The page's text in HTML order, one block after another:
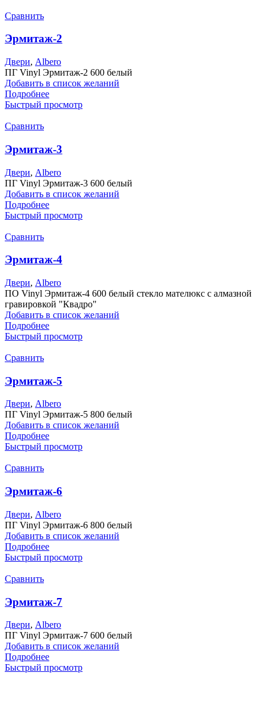
Сравнить
Эрмитаж-2
Двери, Albero
ПГ Vinyl Эрмитаж-2 600 белый
Добавить в список желаний
Подробнее
Быстрый просмотр
Сравнить
Эрмитаж-3
Двери, Albero
ПГ Vinyl Эрмитаж-3 600 белый
Добавить в список желаний
Подробнее
Быстрый просмотр
Сравнить
Эрмитаж-4
Двери, Albero
ПО Vinyl Эрмитаж-4 600 белый стекло мателюкс с алмазной
гравировкой "Квадро"
Добавить в список желаний
Подробнее
Быстрый просмотр
Сравнить
Эрмитаж-5
Двери, Albero
ПГ Vinyl Эрмитаж-5 800 белый
Добавить в список желаний
Подробнее
Быстрый просмотр
Сравнить
Эрмитаж-6
Двери, Albero
ПГ Vinyl Эрмитаж-6 800 белый
Добавить в список желаний
Подробнее
Быстрый просмотр
Сравнить
Эрмитаж-7
Двери, Albero
ПГ Vinyl Эрмитаж-7 600 белый
Добавить в список желаний
Подробнее
Быстрый просмотр